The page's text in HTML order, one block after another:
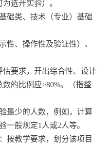
选开实验）。
础类、技术（专业）基础
性、操作性及验证性）、
要求，开出综合性、设计
的比例应≥80%。（指整
最少的人数，例如，计算
一般规定1人或2人等。
按教学要求，划分该项目